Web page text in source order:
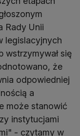
Rady Unii
legislacyjnych
wstrzymywał się
że
odpowiedniej
a
może stanowić
instytucjami
- czytamy w